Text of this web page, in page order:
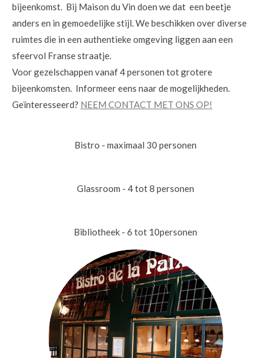
bijeenkomst. Bij Maison du Vin doen we dat een beetje
anders en in gemoedelijke stijl. We beschikken over diverse
ruimtes die in een authentieke omgeving liggen aan een
sfeervol Franse straatje.
Voor gezelschappen vanaf 4 personen tot grotere
bijeenkomsten. Informeer eens naar de mogelijkheden.
Geïnteresseerd? NEEM CONTACT MET ONS OP!
Bistro - maximaal 30 personen
Glassroom - 4 tot 8 personen
Bibliotheek - 6 tot 10personen